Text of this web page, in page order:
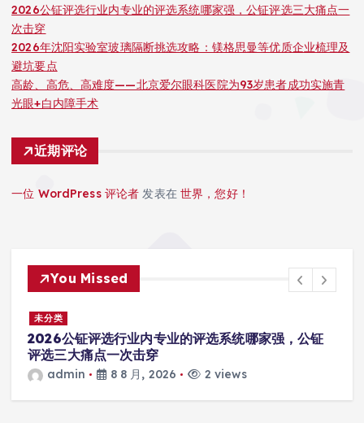
2026公钲评选行业内专业的评选系统哪家强，公钲评选三大痛点一
次击穿
2026年沈阳实验室玻璃隔断挑选攻略：镁格思曼等优质企业梳理及
避坑要点
高龄、高危、高难度——北京爱尔眼科医院为93岁患者成功实施青
光眼+白内障手术
近期评论
一位 WordPress 评论者 发表在世界，您好！
You Missed
未分类
2026年沈阳实验室玻璃隔断挑选攻略：镁格思曼等
优质企业梳理及避坑要点
admin 7 8 月, 2026 7 views